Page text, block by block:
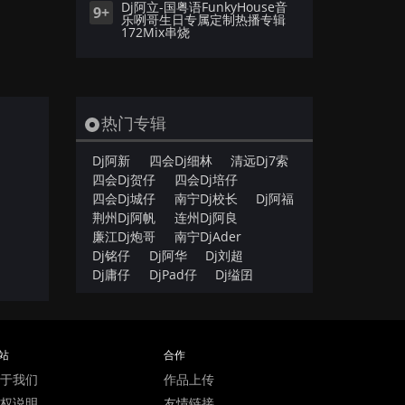
9+ Dj阿立-国粤语FunkyHouse音
乐咧哥生日专属定制热播专辑
172Mix串烧
热门专辑
Dj阿新 四会Dj细林
清远Dj7索
四会Dj贺仔
四会Dj培仔
四会Dj城仔
南宁Dj校长
Dj阿福
荆州Dj阿帆
连州Dj阿良
廉江Dj炮哥
南宁DjAder
Dj铭仔
Dj阿华
Dj刘超
Dj庸仔
DjPad仔 Dj缢囝
我们
合作
作品上传